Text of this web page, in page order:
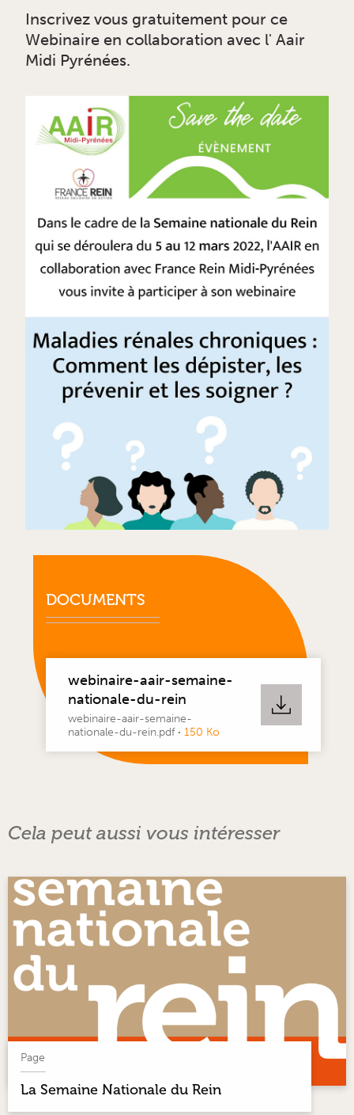
Inscrivez vous gratuitement pour ce
Webinaire en collaboration avec l' Aair
Midi Pyrénées.
DOCUMENTS
webinaire-aair-semaine-
nationale-du-rein
webinaire-aair-semaine-
nationale-du-rein.pdf· 150 Ko
Cela peut aussi vous intéresser
Page
La Semaine Nationale du Rein